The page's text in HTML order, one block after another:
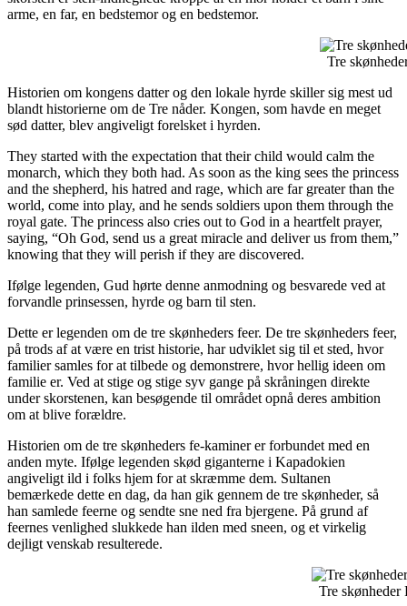
arme, en far, en bedstemor og en bedstemor.
Tre
Historien om kongens datter og den lokale hyrde skiller sig mest ud
blandt historierne om de Tre nåder. Kongen, som havde en meget
sød datter, blev angiveligt forelsket i hyrden.
They started with the expectation that their child would calm the
monarch, which they both had. As soon as the king sees the princess
and the shepherd, his hatred and rage, which are far greater than the
world, come into play, and he sends soldiers upon them through the
royal gate. The princess also cries out to God in a heartfelt prayer,
saying, “Oh God, send us a great miracle and deliver us from them,”
knowing that they will perish if they are discovered.
Ifølge legenden, Gud hørte denne anmodning og besvarede ved at
forvandle prinsessen, hyrde og barn til sten.
Dette er legenden om de tre skønheders feer. De tre skønheders feer,
på trods af at være en trist historie, har udviklet sig til et sted, hvor
familier samles for at tilbede og demonstrere, hvor hellig ideen om
familie er. Ved at stige og stige syv gange på skråningen direkte
under skorstenen, kan besøgende til området opnå deres ambition
om at blive forældre.
Historien om de tre skønheders fe-kaminer er forbundet med en
anden myte. Ifølge legenden skød giganterne i Kapadokien
angiveligt ild i folks hjem for at skræmme dem. Sultanen
bemærkede dette en dag, da han gik gennem de tre skønheder, så
han samlede feerne og sendte sne ned fra bjergene. På grund af
feernes venlighed slukkede han ilden med sneen, og et virkelig
dejligt venskab resulterede.
Tre skønheder